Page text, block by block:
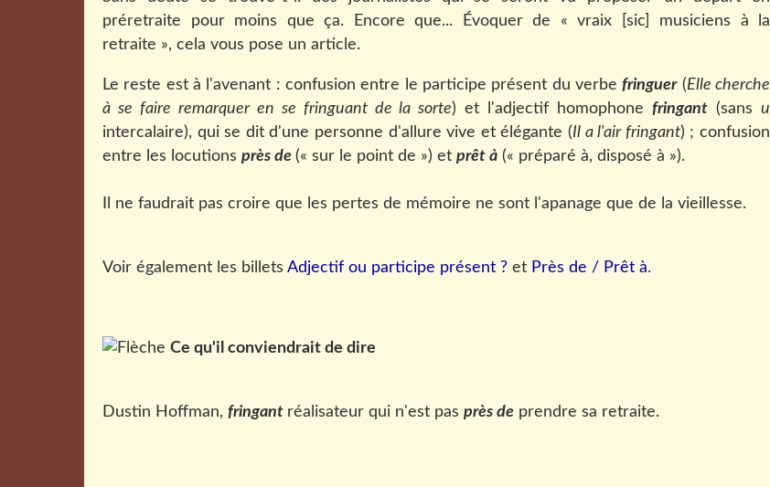
préretraite pour moins que ça. Encore que... Évoquer de « vraix [sic] musiciens à la
retraite », cela vous pose un article.
Le reste est à l'avenant : confusion entre le participe présent du verbefringuer(Elle cherche
à se faire remarquer en se fringuant de la sorte) et l'adjectif homophonefringant (sansu
intercalaire), qui se dit d'une personne d'allure vive et élégante (Il a l'air fringant) ; confusion
entre les locutions près de (« sur le point de ») et prêt à (« préparé à, disposé à »).
Il ne faudrait pas croire que les pertes de mémoire ne sont l'apanage que de la vieillesse.
Voir également les billets Adjectif ou participe présent ? et Près de / Prêt à.
Ce qu'il conviendrait de dire
Dustin Hoffman, fringant réalisateur qui n'est pas près de prendre sa retraite.